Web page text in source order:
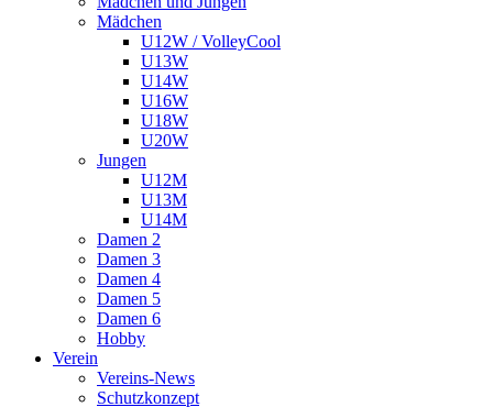
Mädchen
U12W / VolleyCool
U13W
U14W
U16W
U18W
U20W
Jungen
U12M
U13M
U14M
Damen 2
Damen 3
Damen 4
Damen 5
Damen 6
Hobby
Verein
Vereins-News
Schutzkonzept